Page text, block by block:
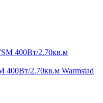
2.70кв.м Warmstad